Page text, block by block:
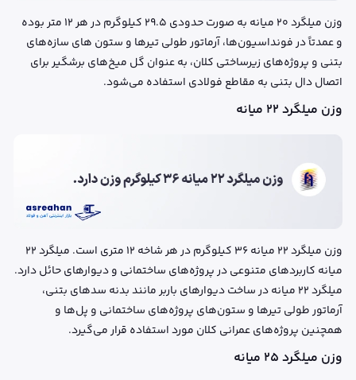
وزن میلگرد ۲۰ میانه به صورت حدودی ۲۹.۵ کیلوگرم در هر ۱۲ متر بوده
و عمدتاً در فونداسیون‌ها، آرماتور طولی تیرها و ستون های سازه‌های
بتنی و پروژه‌های زیرساختی کلان، به عنوان گل میخ‌های برشگیر برای
اتصال دال بتنی به مقاطع فولادی استفاده می‌شود.
وزن میلگرد ۲۲ میانه
وزن میلگرد ۲۲ میانه ۳۶ کیلوگرم در هر شاخه ۱۲ متری است. میلگرد ۲۲
میانه کاربردهای متنوعی در پروژه‌های ساختمانی و دیوارهای حائل دارد.
میلگرد ۲۲ میانه در ساخت دیوارهای باربر مانند بدنه سدهای بتنی،
آرماتور طولی تیرها و ستون‌های پروژه‌های ساختمانی و پل‌ها و
همچنین پروژه‌های عمرانی کلان مورد استفاده قرار می‌گیرد.
وزن میلگرد ۲۵ میانه